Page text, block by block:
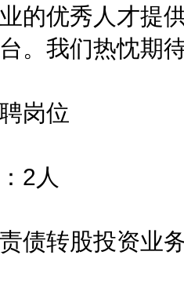
的优秀人才提
。我们热忱期
岗位
2人
转股投资业务